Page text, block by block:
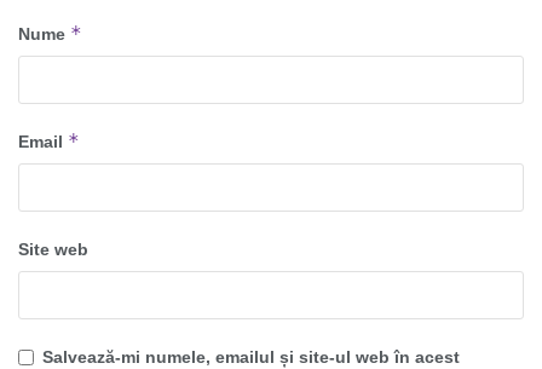
Nume *
Email *
Site web
Salvează-mi numele, emailul și site-ul web în acest